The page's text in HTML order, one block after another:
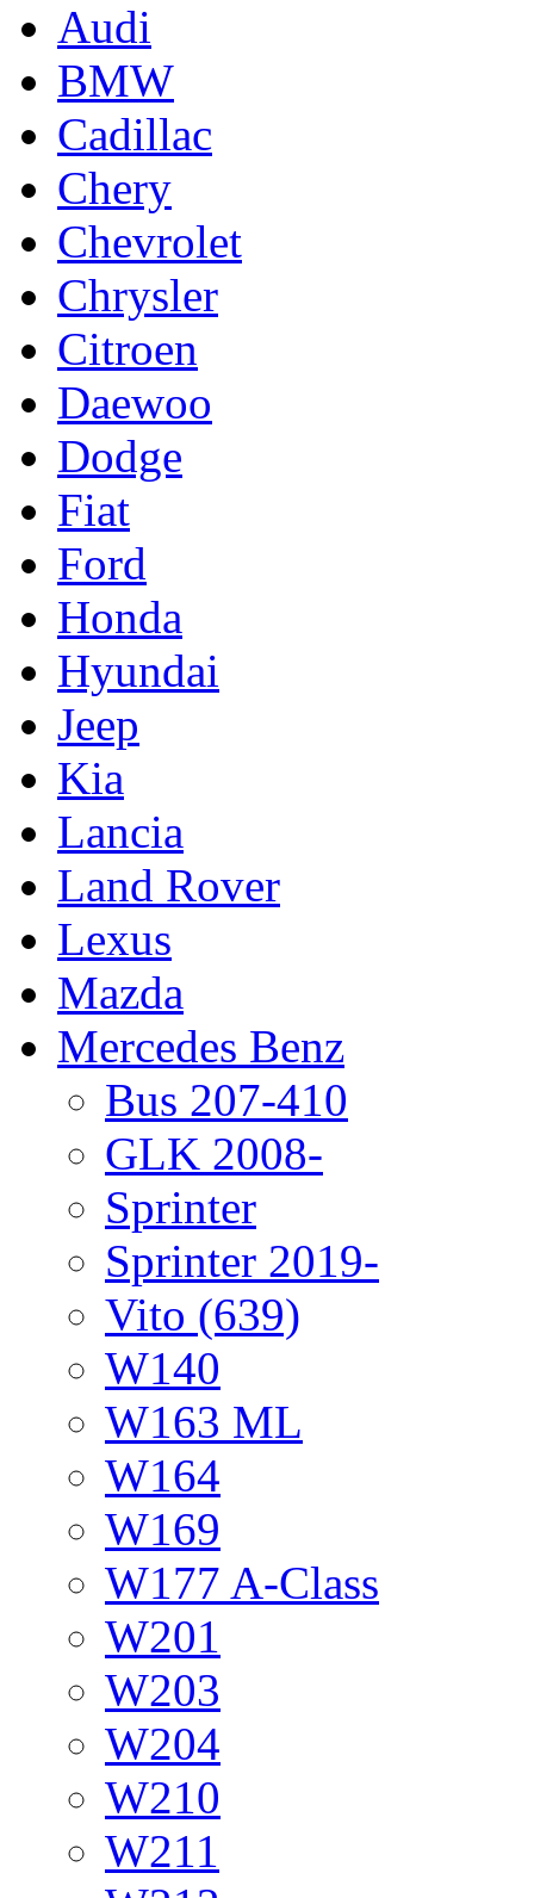
Audi
BMW
Cadillac
Chery
Chevrolet
Chrysler
Citroen
Daewoo
Dodge
Fiat
Ford
Honda
Hyundai
Jeep
Kia
Lancia
Land Rover
Lexus
Mazda
Mercedes Benz
Bus 207-410
GLK 2008-
Sprinter
Sprinter 2019-
Vito (639)
W140
W163 ML
W164
W169
W177 A-Class
W201
W203
W204
W210
W211